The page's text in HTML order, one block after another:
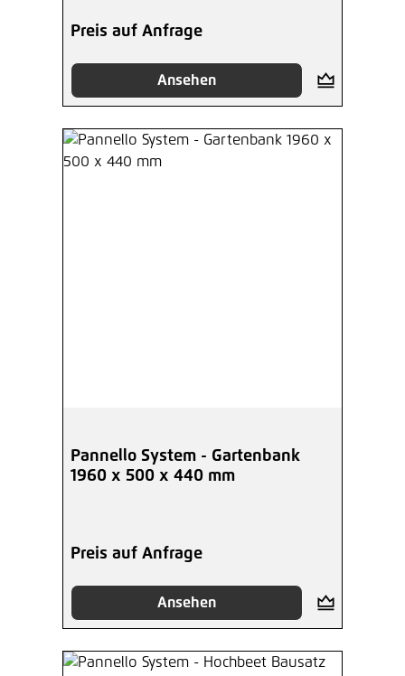
Preis auf Anfrage
Ansehen
Pannello System - Gartenbank
1960 x 500 x 440 mm
Preis auf Anfrage
Ansehen